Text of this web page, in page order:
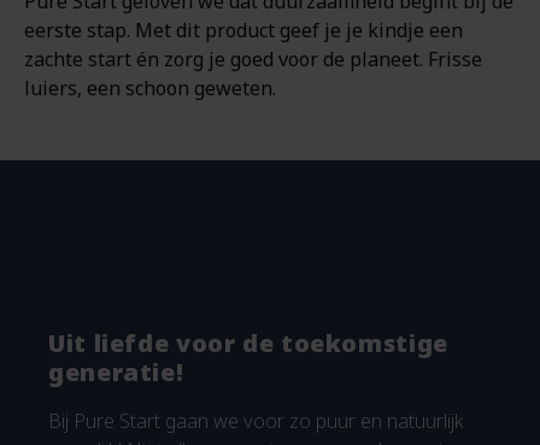
eerste stap. Met dit product geef je je kindje een
zachte start én zorg je goed voor de planeet. Frisse
luiers, een schoon geweten.
Uit liefde voor de toekomstige
generatie!
Bij Pure Start gaan we voor zo puur en natuurlijk